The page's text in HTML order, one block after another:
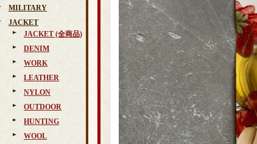
MILITARY
JACKET
JACKET (全商品)
DENIM
WORK
LEATHER
NYLON
OUTDOOR
HUNTING
WOOL